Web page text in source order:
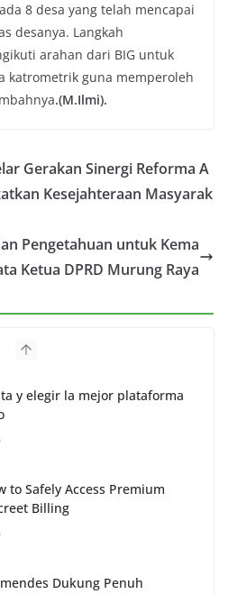
8 desa yang telah mencapai
desanya. Langkah
arahan dari BIG untuk
katrometrik guna memperoleh
.(M.Ilmi).
Gerakan Sinergi Reforma A
Kesejahteraan Masyarak
Pengetahuan untuk Kema
Ketua DPRD Murung Raya
y elegir la mejor plataforma
to Safely Access Premium
Billing
Dukung Penuh